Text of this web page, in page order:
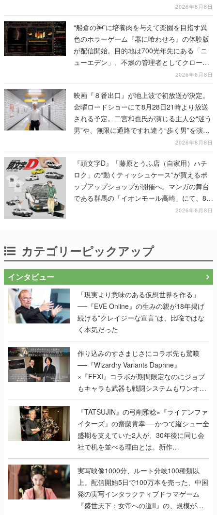
2026年8月8日
“船倉の神”に培養肉を与えて楽園を目指す異
色のホラーゲーム『器に喰わせろ』の体験版
が配信開始。目的地は700光年先にある「ニ
ューエデン」、不燃の管理者としてクローン
人間を増やし、加工して神に捧げる2026年8月8日
映画『８番出口』が地上波で初放送が決定。
金曜ロードショーにて8月28日21時より放送
される予定。二宮和也氏が演じる主人公“迷う
男”や、無限に通路ですれ違う“歩く男”を演じ
2026年8月8日
『頭文字D』「藤原とうふ店（自家用）ハチ
ロク」の“動くティッシュケース”が買えるポ
ップアップショップが開催へ。マンガの舞台
である群馬の「イオンモール高崎」にて、8月
11日から8月20日までの期間限定で開催予定
2026年8月8日
カテゴリーピックアップ
インタビュー
「現実より意味のある仮想世界を作る」
──『EVE Online』の生みの親が18年掲げ
続ける”クレイジーな宣言”は、比喩ではな
く本気だった
作り込みのすさまじさにコラボ先も驚嘆
──『Wizardry Variants Daphne』
×『FFXI』コラボが期間限定なのにジョブ
もキャラも武器も戦闘システムもワンオフ
で作り込まれた理由を両ディレクターに聞
く
『TATSUJIN』の弓削雅稔×『ライデンファ
イターズ』の齋藤貴幸──かつて縦シュー全
盛期を支えていた2人が、30年後に同じ会
社で机を並べる理由とは。新作
『TATSUJIN EXTREME』で初タッグを組
んだレジェンド2人に訊く開発秘話
実写映像1000分、ルート分岐100種類以
上。配信開始5日で100万本を売った、中国
発の実写インタラクティブドラマゲーム
『盛世天下：女帝への道II』の、規模が違